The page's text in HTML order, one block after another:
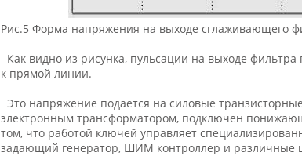
Рис.5 Форма напряжения на выходе сглаживающего
Как видно из рисунка, пульсации на выходе
к прямой линии.
Это напряжение подаётся на силовые
электронным трансформатором, подключен
том, что работой ключей управляет
задающий генератор, ШИМ контроллер и различные